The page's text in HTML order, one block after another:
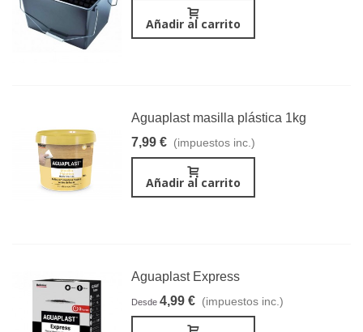
Añadir al carrito
Aguaplast masilla plástica 1kg
7,99 € (impuestos inc.)
Añadir al carrito
Aguaplast Express
Desde4,99 € (impuestos inc.)